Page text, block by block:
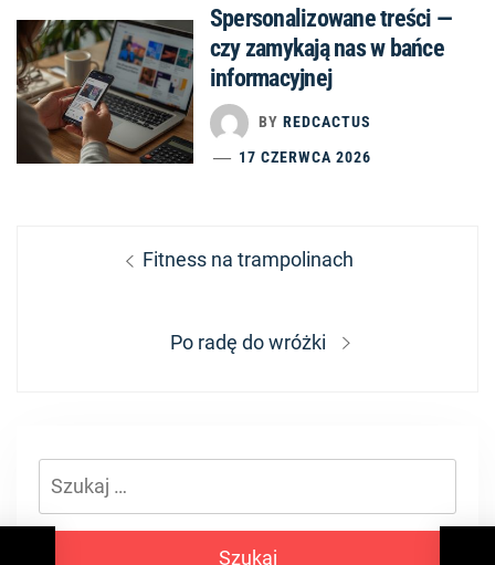
Spersonalizowane treści —
czy zamykają nas w bańce
informacyjnej
BY REDCACTUS
17 CZERWCA 2026
NawigacjaPrevious
Fitness na trampolinach
Next
Po radę do wróżki
Szukaj: